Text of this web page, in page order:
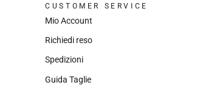
CUSTOMER SERVICE
Mio Account
Richiedi reso
Spedizioni
Guida Taglie